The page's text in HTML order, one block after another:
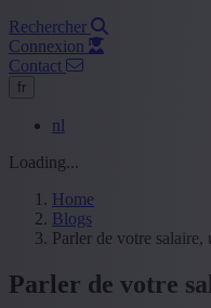
Rechercher
Connexion
Contact
fr
nl
Loading...
Home
Blogs
Parler de votre salaire,
Parler de votre